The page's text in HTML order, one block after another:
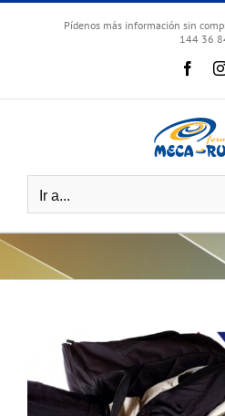
Skip
Pídenos más información sin
144 36
Ir a...